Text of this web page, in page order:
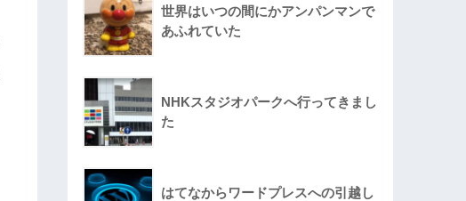
世界はいつの間にかアンパンマンで
あふれていた
NHKスタジオパークへ行ってきまし
た
はてなからワードプレスへの引越し